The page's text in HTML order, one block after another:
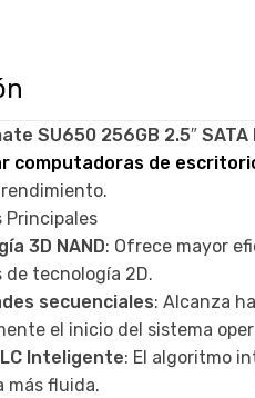
SU650 256GB 2.5″ SATA III
computadoras de
Principales
3D NAND: Ofrece mayor
de tecnología 2D.
secuenciales: Alcanza
el inicio del sistema
Inteligente: El algoritmo
más fluida.